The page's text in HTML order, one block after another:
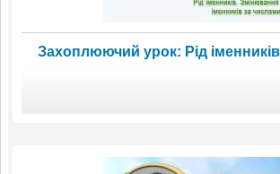
Захоплюючий урок: Рід